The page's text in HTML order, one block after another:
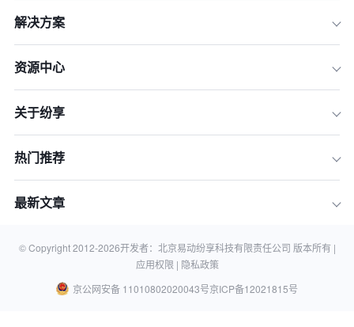
解决方案
资源中心
关于纷享
热门推荐
最新文章
© Copyright 2012-2026开发者：北京易动纷享科技有限责任公司 版本所有 |
应用权限 | 隐私政策
京公网安备 11010802020043号京ICP备12021815号